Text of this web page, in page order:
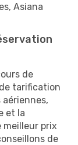
Asiana
de
tarification
et la
meilleur prix
de